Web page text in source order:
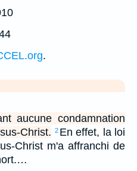
.
aucune condamnation
Christ. 2 En effet, la loi
Christ m'a affranchi de